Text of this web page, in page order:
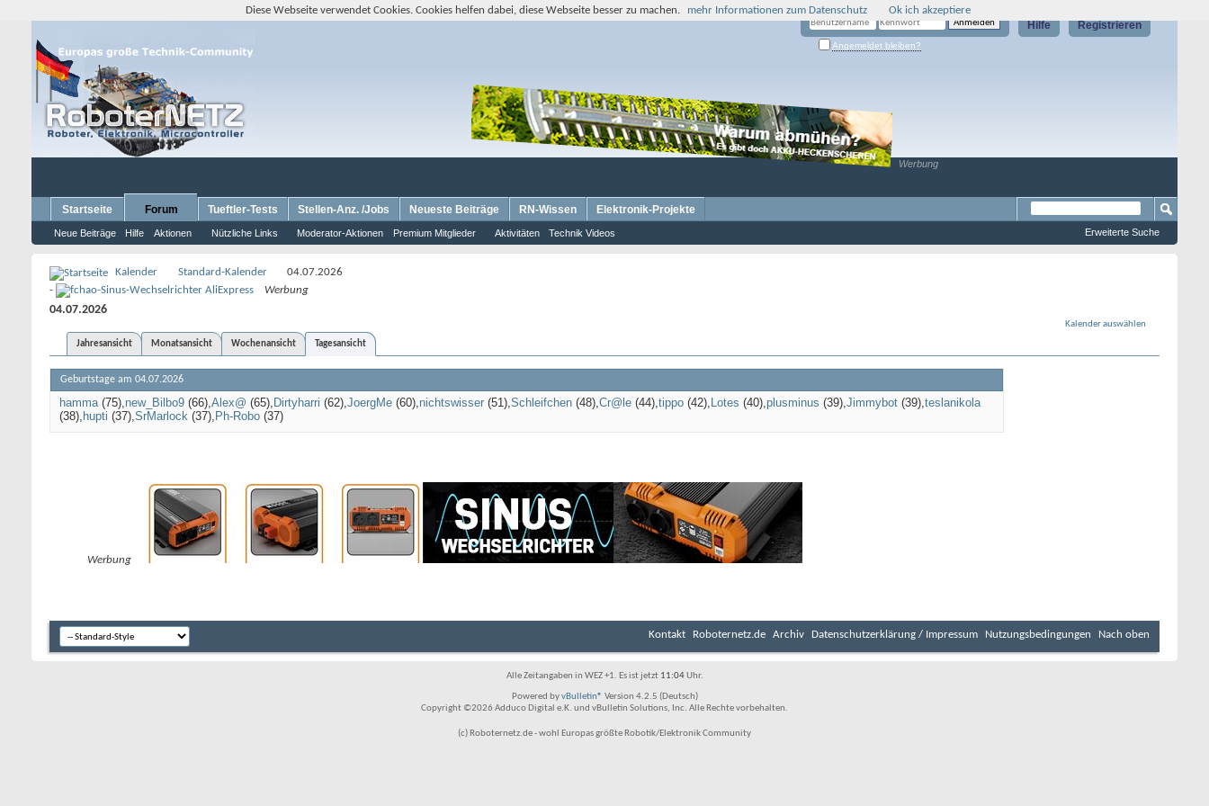
Registrieren
Hilfe
Angemeldet bleiben?
Werbung
Startseite Forum
Neue Beiträge Hilfe Aktionen Nützliche Links Moderator-Aktionen Premium Mitglieder Aktivitäten Technik Videos
Tueftler-Tests Stellen-Anz. /Jobs Neueste Beiträge RN-Wissen Elektronik-Projekte
Erweiterte Suche
Kalender Standard-Kalender
04.07.2026
-
Werbung
04.07.2026
Kalender auswählen
Jahresansicht
Monatsansicht Wochenansicht Tagesansicht
Geburtstage am 04.07.2026
hamma(75) new_Bilbo9 (66) Alex@ (65) Dirtyharri (62) JoergMe (60) nichtswisser (51) Schleifchen (48) Cr@le (44) tippo (42) Lotes (40) plusminus (39) Jimmybot (39) teslanikola
(38) hupti (37) SrMarlock (37) Ph-Robo (37)
Werbung
Kontakt Roboternetz.de Archiv Datenschutzerklärung / Impressum Nutzungsbedingungen Nach oben
Alle Zeitangaben in WEZ +1. Es ist jetzt 11:04Uhr.
Powered byvBulletin® Version 4.2.5 (Deutsch)
Copyright ©2026 Adduco Digital e.K. und vBulletin Solutions, Inc. Alle Rechte vorbehalten.
(c) Roboternetz.de - wohl Europas größte Robotik/Elektronik Community
Diese Webseite verwendet Cookies. Cookies helfen dabei, diese Webseite besser zu machen. mehr Informationen zum Datenschutz Ok ich akzeptiere